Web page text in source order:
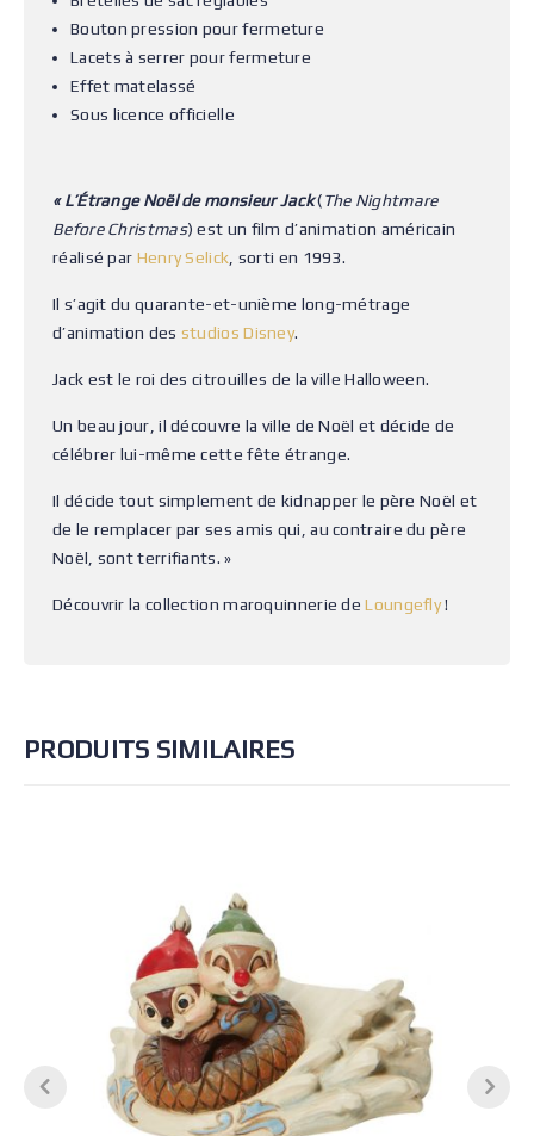
Bouton pression pour fermeture
Lacets à serrer pour fermeture
Effet matelassé
Sous licence officielle
« L’Étrange Noël de monsieur Jack(The Nightmare
Before Christmas) est un film d’animation américain
réalisé par Henry Selick , sorti en 1993.
Il s’agit du quarante-et-unième long-métrage
d’animation des studios Disney.
Jack est le roi des citrouilles de la ville Halloween.
Un beau jour, il découvre la ville de Noël et décide de
célébrer lui-même cette fête étrange.
Il décide tout simplement de kidnapper le père Noël et
de le remplacer par ses amis qui, au contraire du père
Noël, sont terrifiants. »
Découvrir la collection maroquinnerie deLoungefly!
PRODUITS SIMILAIRES